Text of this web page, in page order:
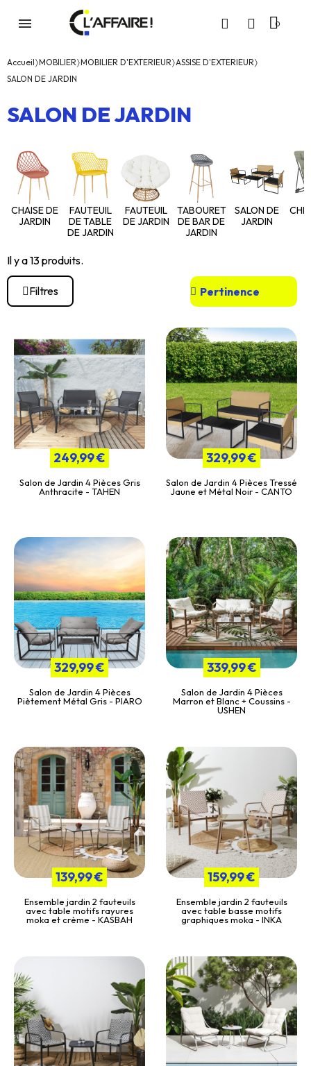
Accueil MOBILIER MOBILIER D'EXTERIEUR ASSISE D'EXTERIEUR
SALON DE JARDIN
SALON DE JARDIN
CHAISE DE
JARDIN
FAUTEUIL
DE TABLE
DE JARDIN
FAUTEUIL
DE JARDIN
TABOURET
DE BAR DE
JARDIN
SALON DE
JARDIN
Il y a 13 produits.
Filtres
249,99 €
Salon de Jardin 4 Pièces Gris
Anthracite - TAHEN
329,99 €
Salon de Jardin 4 Pièces Tressé
Jaune et Métal Noir - CANTO
329,99 €
Salon de Jardin 4 Pièces
Piètement Métal Gris - PIARO
339,99 €
Salon de Jardin 4 Pièces
Marron et Blanc + Coussins -
USHEN
139,99 €
Ensemble jardin 2 fauteuils
avec table motifs rayures
moka et crème - KASBAH
159,99 €
Ensemble jardin 2 fauteuils
avec table basse motifs
graphiques moka - INKA